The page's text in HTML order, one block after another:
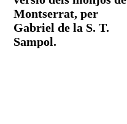
Montserrat, per
Gabriel de la S. T.
Sampol.